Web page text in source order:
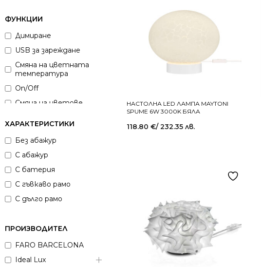
Сребрист
Черен
ФУНКЦИИ
Димиране
USB за зареждане
Смяна на цветната
температура
On/Off
Смяна на цветове
ХАРАКТЕРИСТИКИ
Без абажур
С абажур
С батерия
С гъвкаво рамо
С дълго рамо
С ротация
С чупещо се рамо
С щипка
ПРОИЗВОДИТЕЛ
FARO BARCELONA
Ideal Lux
НАСТОЛНА LED ЛАМПА MAYTONI
SPUME 6W 3000K БЯЛА
118.80 €/ 232.35 лв.